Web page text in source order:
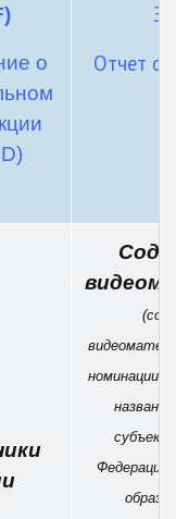
о
Отчет о
номинации -
субъект
Федерации;